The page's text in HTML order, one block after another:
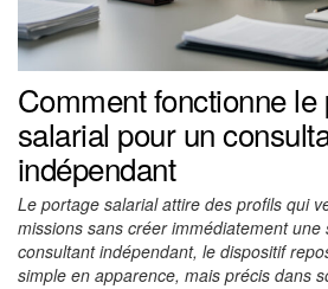
Comment fonctionne le
salarial pour un
indépendant
Le portage salarial attire des profils qui
missions sans créer immédiatement
consultant indépendant, le dispositif
simple en apparence, mais précis dans